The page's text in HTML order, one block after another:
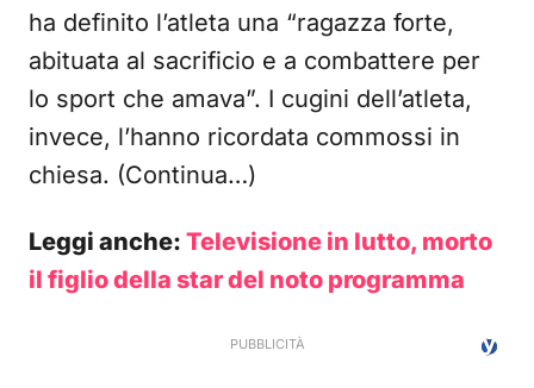
ha definito l’atleta una “ragazza forte,
abituata al sacrificio e a combattere per
lo sport che amava”. I cugini dell’atleta,
invece, l’hanno ricordata commossi in
chiesa. (Continua…)
Leggi anche: Televisione in lutto, morto
il figlio della star del noto programma